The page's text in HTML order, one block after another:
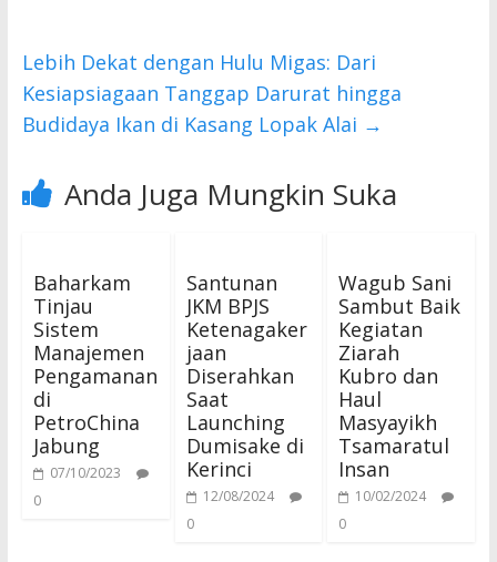
Lebih Dekat dengan Hulu Migas: Dari
Kesiapsiagaan Tanggap Darurat hingga
Budidaya Ikan di Kasang Lopak Alai →
Anda Juga Mungkin Suka
Baharkam
Tinjau
Sistem
Manajemen
Pengamanan
di
PetroChina
Jabung
07/10/2023
0
Santunan
JKM BPJS
Ketenagaker
jaan
Diserahkan
Saat
Launching
Dumisake di
Kerinci
12/08/2024
0
Wagub Sani
Sambut Baik
Kegiatan
Ziarah
Kubro dan
Haul
Masyayikh
Tsamaratul
Insan
10/02/2024
0